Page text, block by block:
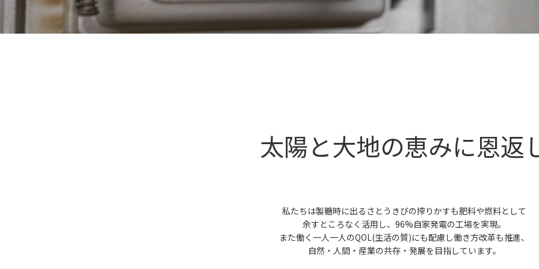
太陽と大地の恵みに恩返
私たちは製糖時に出るさとうきびの搾りかすも肥料や燃料として
余すところなく活用し、96%自家発電の工場を実現。
また働く一人一人のQOL(生活の質)にも配慮し働き方改革も推進、
自然・人間・産業の共存・発展を目指しています。